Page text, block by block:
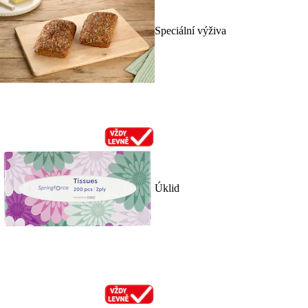
Speciální výživa
Úklid